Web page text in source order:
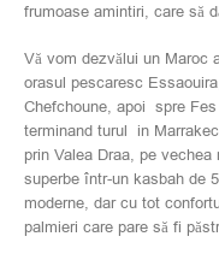
frumoase amintiri, care să
Vă vom dezvălui un
orasul pescaresc
Chefchoune, apoi spre
terminand turul in
prin Valea Draa, pe
superbe într-un kasbah de
moderne, dar cu tot
palmieri care pare să fi